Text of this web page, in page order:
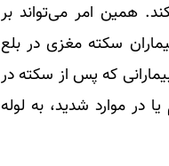
همین امر می‌تواند بر
سکته مغزی در بلع
که پس از سکته در
در موارد شدید، به لوله